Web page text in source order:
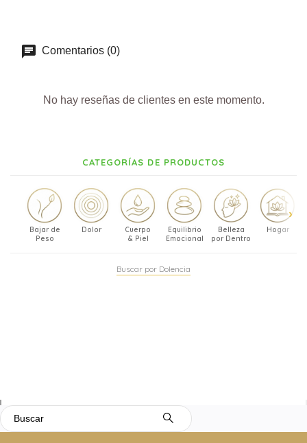
Comentarios (0)
No hay reseñas de clientes en este momento.
CATEGORÍAS DE PRODUCTOS
Bajar de
Peso
Dolor
Cuerpo
& Piel
Equilibrio
Emocional
Belleza
por Dentro
Hogar
Buscar por Dolencia